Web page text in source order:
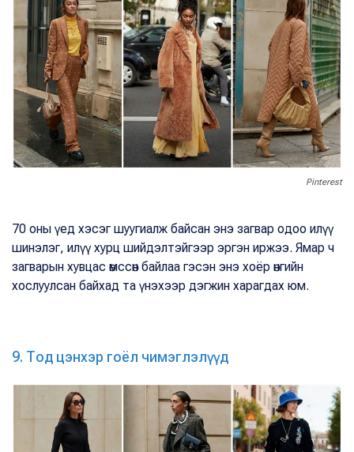
Pinterest
70 оны үед хэсэг шуугиалж байсан энэ загвар одоо илүү
шинэлэг, илүү хурц шийдэлтэйгээр эргэн иржээ. Ямар ч
загварын хувцас өмссөн байлаа гэсэн энэ хоёр өнгийн
хослуулсан байхад та үнэхээр дэгжин харагдах юм.
9. Тод цэнхэр гоёл чимэглэлүүд